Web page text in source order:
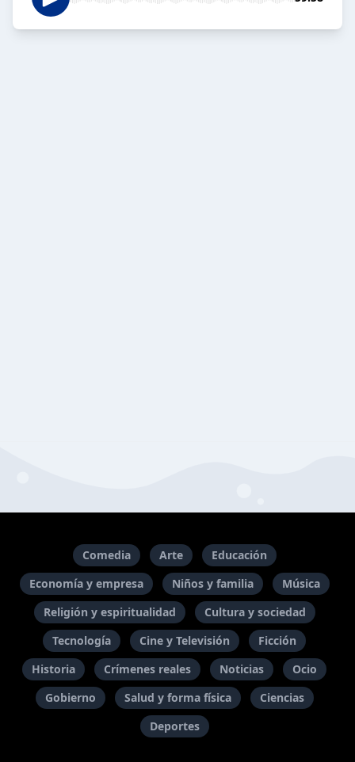
Comedia Arte
Educación
Economía y empresa
Niños y familia
Música
Religión y espiritualidad
Cultura y sociedad
Tecnología
Cine y Televisión
Ficción
Historia
Crímenes reales Noticias
Ocio
Gobierno
Salud y forma física
Ciencias
Deportes